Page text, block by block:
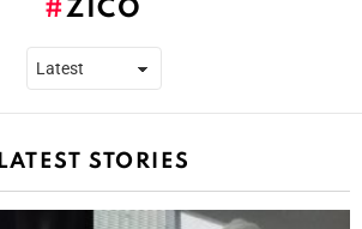
ZICO
LATEST STORIES